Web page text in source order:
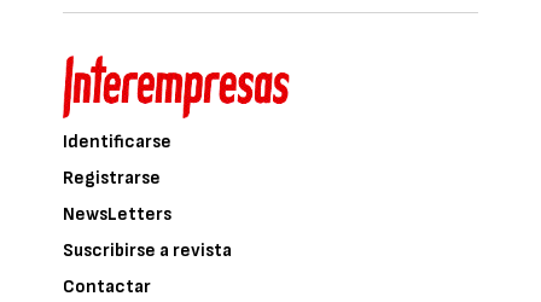
Identificarse
Registrarse
NewsLetters
Suscribirse a revista
Contactar